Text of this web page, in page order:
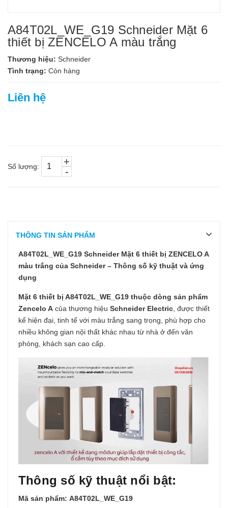
A84T02L_WE_G19 Schneider Mặt 6
thiết bị ZENCELO A màu trắng
Thương hiệu: Schneider
Tình trạng: Còn hàng
Liên hệ
Số lượng: -
+
THÔNG TIN SẢN PHẨM
A84T02L_WE_G19 Schneider Mặt 6 thiết bị ZENCELO A
màu trắng của Schneider – Thông số kỹ thuật và ứng
dụng
Mặt 6 thiết bị A84T02L_WE_G19 thuộc dòng sản phẩm
Zencelo A của thương hiệu Schneider Electric , được thiết
kế hiện đại, tinh tế với màu trắng sang trọng, phù hợp cho
nhiều không gian nội thất khác nhau từ nhà ở đến văn
phòng, khách sạn cao cấp.
Thông số kỹ thuật nổi bật:
Mã sản phẩm: A84T02L_WE_G19